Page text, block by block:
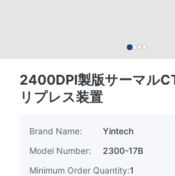
2400DPI製版サーマル
リプレス装置
Brand Name:
Yintech
Model Number:
2300-17B
Minimum Order Quantity:1